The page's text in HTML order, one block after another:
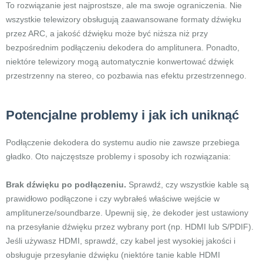
To rozwiązanie jest najprostsze, ale ma swoje ograniczenia. Nie
wszystkie telewizory obsługują zaawansowane formaty dźwięku
przez ARC, a jakość dźwięku może być niższa niż przy
bezpośrednim podłączeniu dekodera do amplitunera. Ponadto,
niektóre telewizory mogą automatycznie konwertować dźwięk
przestrzenny na stereo, co pozbawia nas efektu przestrzennego.
Potencjalne problemy i jak ich uniknąć
Podłączenie dekodera do systemu audio nie zawsze przebiega
gładko. Oto najczęstsze problemy i sposoby ich rozwiązania:
Brak dźwięku po podłączeniu. Sprawdź, czy wszystkie kable są
prawidłowo podłączone i czy wybrałeś właściwe wejście w
amplitunerze/soundbarze. Upewnij się, że dekoder jest ustawiony
na przesyłanie dźwięku przez wybrany port (np. HDMI lub S/PDIF).
Jeśli używasz HDMI, sprawdź, czy kabel jest wysokiej jakości i
obsługuje przesyłanie dźwięku (niektóre tanie kable HDMI